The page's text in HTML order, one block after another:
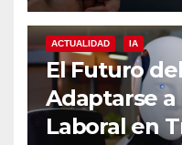
ACTUALIDAD IA
El Futuro
Adaptarse
Laboral en